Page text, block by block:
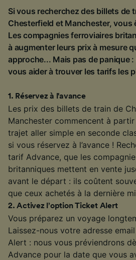
Si vous recherchez des billets de
Chesterfield et Manchester, vous
Les compagnies ferroviaires
à augmenter leurs prix à mesure
approche... Mais pas de panique
vous aider à trouver les tarifs les
1 . Réservez à l'avance
Les prix des billets de train de
Manchester commencent à
trajet aller simple en seconde
si vous réservez à l’avance !
tarif Advance, que les
britanniques mettent en vente
avant le départ : ils coûtent
que ceux achetés à la dernière
2.Activez l’option Ticket Alert
Vous préparez un voyage
Laissez-nous votre adresse
Alert : nous vous préviendrons
Advance pour la date que vous